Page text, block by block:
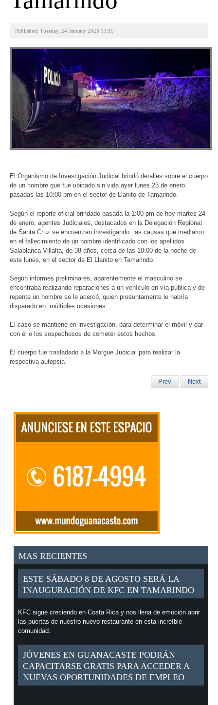
Published: Tuesday, 24 January 2023 13:19
El Organismo de Investigación Judicial brindó detalles sobre el cuerpo
de un hombre que fue ubicado sin vida ayer lunes 23 de enero
pasadas las 10:00 pm en el sector de Llanito de Tamarindo.
Según el reporte oficial brindado pasada la 1:00 pm de hoy martes 24
de enero, agentes Judiciales, destacados en la Delegación Regional
de Santa Cruz se encuentran investigando las causas que mediaron
en el fallecimiento de un hombre identificado con los apellidos
Salablanca Villalta, de 38 años, cerca de las 10:00 de la noche de
este lunes, en el sector de El Llanito en Tamarindo.
Según informes preliminares, aparentemente el masculino se
encontraba realizando reparaciones a un vehículo en vía pública y de
repente un hombre se le acercó, quien presuntamente le habría
disparado en múltiples ocasiones .
El caso se mantiene en investigación, para determinar el móvil y dar
con él o los sospechosos de cometer estos hechos.
El cuerpo fue trasladado a la Morgue Judicial para realizar la
respectiva autopsia
Prev Next
MAS RECIENTES
ESTE SÁBADO 8 DE AGOSTO SERÁ LA
INAUGURACIÓN DE KFC EN TAMARINDO
KFC sigue creciendo en Costa Rica y nos llena de emoción abrir
las puertas de nuestro nuevo restaurante en esta increíble
comunidad.
JÓVENES EN GUANACASTE PODRÁN
CAPACITARSE GRATIS PARA ACCEDER A
NUEVAS OPORTUNIDADES DE EMPLEO